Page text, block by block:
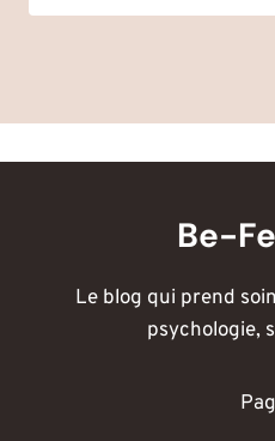
Be-
Le blog qui prend
psychologie,